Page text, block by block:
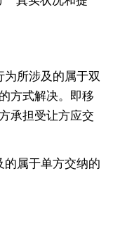
为所涉及的属于双
方式解决。即移
承担受让方应交
的属于单方交纳的